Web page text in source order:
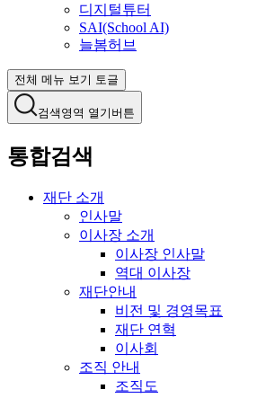
디지털튜터
SAI(School AI)
늘봄허브
전체 메뉴 보기 토글
검색영역 열기버튼
통합검색
재단 소개
인사말
이사장 소개
이사장 인사말
역대 이사장
재단안내
비전 및 경영목표
재단 연혁
이사회
조직 안내
조직도